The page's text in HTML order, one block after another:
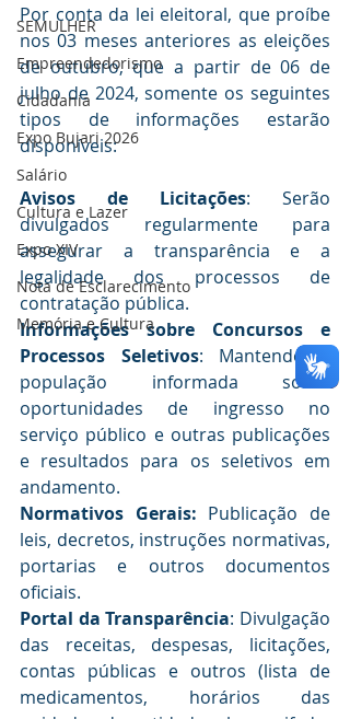
SEMULHER
Empreendedorismo
Cidadania
Expo Bujari 2026
Salário
Cultura e Lazer
Expo XIV
Nota de Esclarecimento
Memória e Cultura
Por conta da lei eleitoral, que proíbe
nos 03 meses anteriores as eleições
de outubro, que a partir de 06 de
julho de 2024, somente os seguintes
tipos de informações estarão
disponíveis:
Avisos de Licitações: Serão
divulgados regularmente para
assegurar a transparência e a
legalidade dos processos de
contratação pública.
Informações sobre Concursos e
Processos Seletivos: Mantendo a
população informada sobre
oportunidades de ingresso no
serviço público e outras publicações
e resultados para os seletivos em
andamento.
Normativos Gerais: Publicação de
leis, decretos, instruções normativas,
portarias e outros documentos
oficiais.
Portal da Transparência: Divulgação
das receitas, despesas, licitações,
contas públicas e outros (lista de
medicamentos, horários das